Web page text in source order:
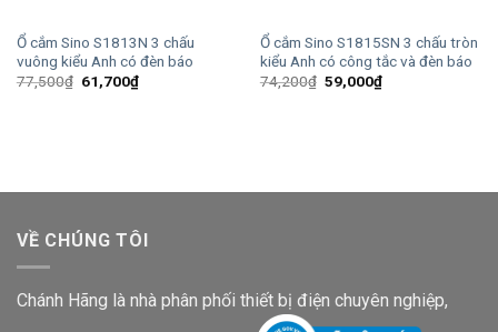
Ổ cắm Sino S1813N 3 chấu
vuông kiểu Anh có đèn báo
77,500₫ Giá
gốc
61,700₫Giá
hiện
Ổ cắm Sino S1815SN 3 chấu tròn
kiểu Anh có công tắc và đèn báo
74,200₫ Giá
gốc
59,000₫Giá
hiện
VỀ CHÚNG TÔI
Chánh Hãng là nhà phân phối thiết bị điện chuyên nghiệp,